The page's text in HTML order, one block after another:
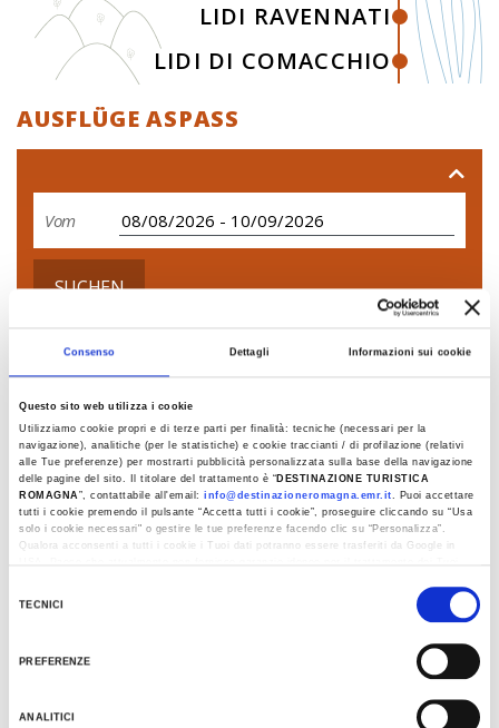
Consenso Dettagli Informazioni sui cookie
Questo sito web utilizza i cookie
Utilizziamo cookie propri e di terze parti per finalità: tecniche (necessari per la
navigazione), analitiche (per le statistiche) e cookie traccianti / di profilazione (relativi
alle Tue preferenze) per mostrarti pubblicità personalizzata sulla base della navigazione
delle pagine del sito. Il titolare del trattamento è “ DESTINAZIONE TURISTICA
ROMAGNA”, contattabile all'email:info@destinazioneromagna.emr.it. Puoi accettare
tutti i cookie premendo il pulsante “Accetta tutti i cookie”, proseguire cliccando su “Usa
solo i cookie necessari" o gestire le tue preferenze facendo clic su “Personalizza”.
Qualora acconsenti a tutti i cookie i Tuoi dati potranno essere trasferiti da Google in
TECNICI
PREFERENZE
ANALITICI
LIDI RAVENNATI
LIDI DI COMACCHIO
AUSFLÜGE ASPASS
Vom
SUCHEN
CASTROCARO TERME UND TERRA
DEL SOLE. DAS NACH DER SONNE
BENANNTE LAND
Abfahrt von Cervia - Milano Marittima
4 JUN, 15 JUL, 5 AUG, 10 SEP 2026
MERCATO SARACENO. WEINE UND
PILGER